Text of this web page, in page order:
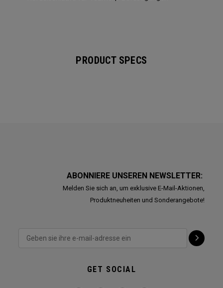
PRODUCT SPECS
ABONNIERE UNSEREN NEWSLETTER:
Melden Sie sich an, um exklusive E-Mail-Aktionen,
Produktneuheiten und Sonderangebote!
GET SOCIAL